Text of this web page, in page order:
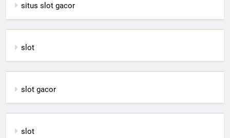
situs slot gacor
slot
slot gacor
slot